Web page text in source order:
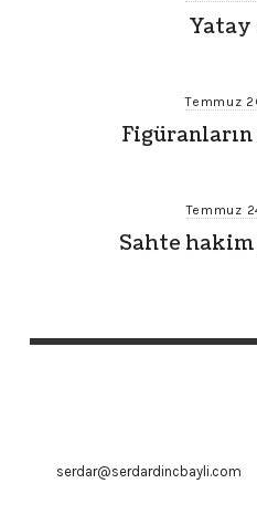
Yatay
Temmuz
Temmuz
Sahte
serdar@serdardincbayli.com